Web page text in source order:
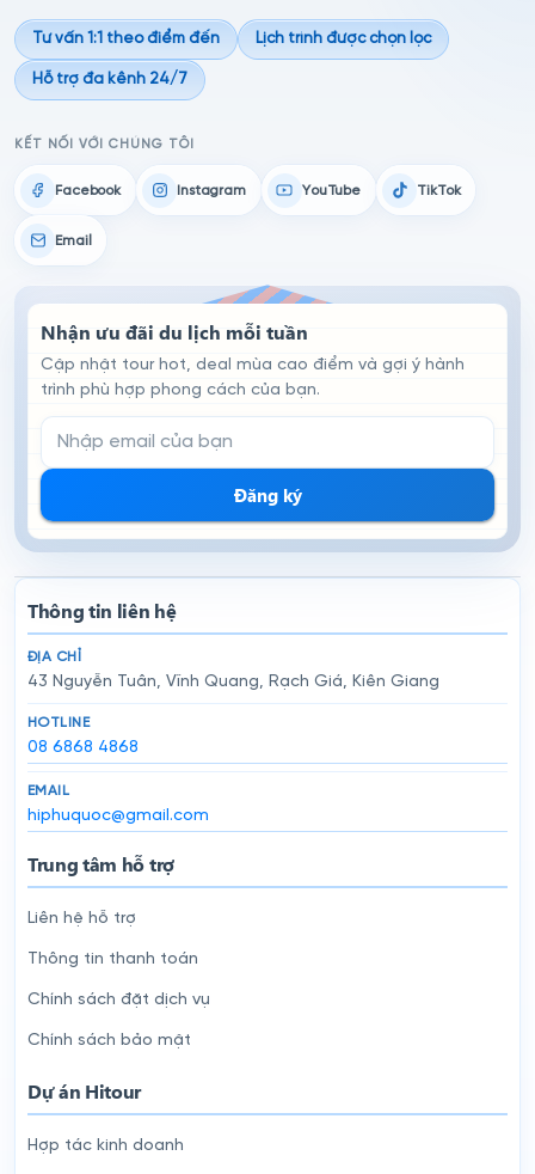
Tư vấn 1:1 theo điểm đến Lịch trình được chọn lọc
Hỗ trợ đa kênh 24/7
KẾT NỐI VỚI CHÚNG TÔI
Facebook Instagram YouTube TikTok
Email
Nhận ưu đãi du lịch mỗi tuần
Cập nhật tour hot, deal mùa cao điểm và gợi ý hành
trình phù hợp phong cách của bạn.
Email đăng ký nhận tin
Đăng ký
Thông tin liên hệ
ĐỊA CHỈ
43 Nguyễn Tuân, Vĩnh Quang, Rạch Giá, Kiên Giang
HOTLINE
08 6868 4868
EMAIL
hiphuquoc@gmail.com
Trung tâm hỗ trợ
Liên hệ hỗ trợ
Thông tin thanh toán
Chính sách đặt dịch vụ
Chính sách bảo mật
Dự án Hitour
Hợp tác kinh doanh